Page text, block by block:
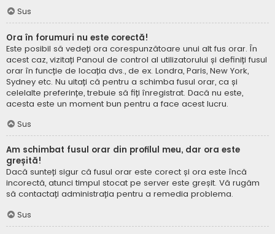
Sus
Ora în forumuri nu este corectă!
Este posibil să vedeți ora corespunzătoare unui alt fus orar. În
acest caz, vizitați Panoul de control al utilizatorului și definiți fusul
orar în funcție de locația dvs., de ex. Londra, Paris, New York,
Sydney etc. Nu uitați că pentru a schimba fusul orar, ca și
celelalte preferințe, trebuie să fiți înregistrat. Dacă nu este,
acesta este un moment bun pentru a face acest lucru.
Sus
Am schimbat fusul orar din profilul meu, dar ora este
greșită!
Dacă sunteți sigur că fusul orar este corect și ora este încă
incorectă, atunci timpul stocat pe server este greșit. Vă rugăm
să contactați administrația pentru a remedia problema.
Sus